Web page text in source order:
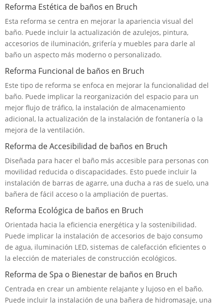
Reforma Estética de baños en Bruch
Esta reforma se centra en mejorar la apariencia visual del
baño. Puede incluir la actualización de azulejos, pintura,
accesorios de iluminación, grifería y muebles para darle al
baño un aspecto más moderno o personalizado.
Reforma Funcional de baños en Bruch
Este tipo de reforma se enfoca en mejorar la funcionalidad del
baño. Puede implicar la reorganización del espacio para un
mejor flujo de tráfico, la instalación de almacenamiento
adicional, la actualización de la instalación de fontanería o la
mejora de la ventilación.
Reforma de Accesibilidad de baños en Bruch
Diseñada para hacer el baño más accesible para personas con
movilidad reducida o discapacidades. Esto puede incluir la
instalación de barras de agarre, una ducha a ras de suelo, una
bañera de fácil acceso o la ampliación de puertas.
Reforma Ecológica de baños en Bruch
Orientada hacia la eficiencia energética y la sostenibilidad.
Puede implicar la instalación de accesorios de bajo consumo
de agua, iluminación LED, sistemas de calefacción eficientes o
la elección de materiales de construcción ecológicos.
Reforma de Spa o Bienestar de baños en Bruch
Centrada en crear un ambiente relajante y lujoso en el baño.
Puede incluir la instalación de una bañera de hidromasaje, una